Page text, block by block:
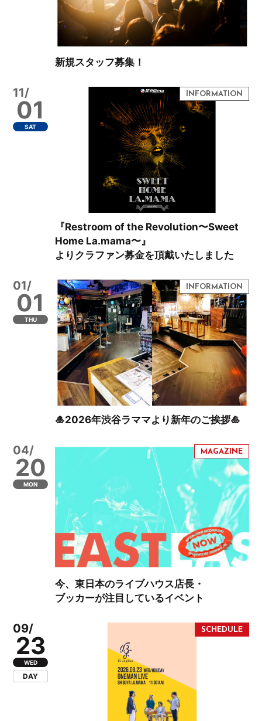
新規スタッフ募集！
11/
01
SAT
『Restroom of the Revolution〜Sweet
Home La.mama〜』
よりクラファン募金を頂戴いたしました
01/
01
THU
🎍2026年渋谷ラママより新年のご挨拶🎍
04/
20
MON
今、東日本のライブハウス店長・
ブッカーが注目しているイベント
09/
23
WED
DAY